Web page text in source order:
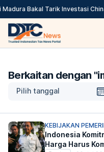
Bakal Tarik Investasi China
Berkaitan dengan "
Pilih tanggal
KEBIJAKAN
Indonesia
Harga Harus